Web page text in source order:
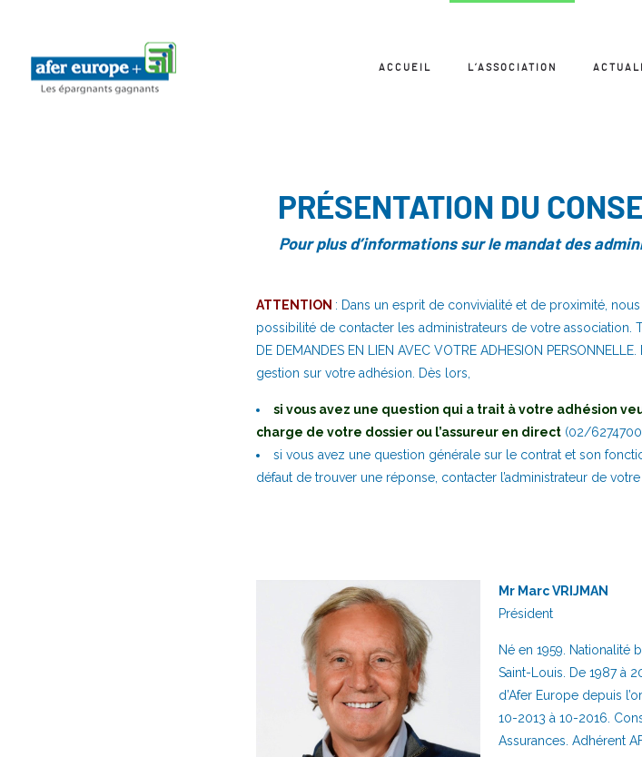
ACCUEIL L’ASSOCIATION
PRÉSENTATION DU
Pour plus d’informations sur le mandat des
ATTENTION : Dans un esprit de convivialité et de proximité,
possibilité de contacter les administrateurs de votre association.
DE DEMANDES EN LIEN AVEC VOTRE ADHESION
gestion sur votre adhésion. Dès lors,
si vous avez une question qui a trait à votre adhésion
charge de votre dossier ou l’assureur en direct (02/
si vous avez une question générale sur le contrat et son
défaut de trouver une réponse, contacter l’administrateur de votre
Mr Marc VRIJMAN
Président
Né en 1959. Nationalité
Saint-Louis. De 1987 à
d’Afer Europe depuis
10-2013 à 10-2016.
Assurances. Adhérent